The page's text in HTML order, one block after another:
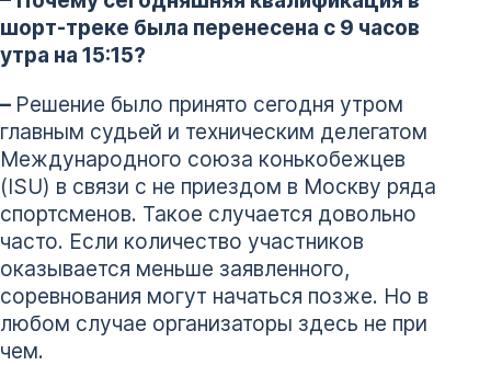
шорт-треке была перенесена с 9 часов
утра на 15:15?
– Решение было принято сегодня утром
главным судьей и техническим делегатом
Международного союза конькобежцев
(ISU) в связи с не приездом в Москву ряда
спортсменов. Такое случается довольно
часто. Если количество участников
оказывается меньше заявленного,
соревнования могут начаться позже. Но в
любом случае организаторы здесь не при
чем.